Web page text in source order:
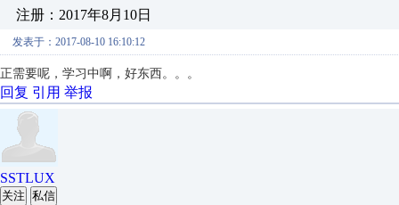
注册：2017年8月10日
发表于：2017-08-10 16:10:12
正需要呢，学习中啊，好东西。。。
回复 引用 举报
SSTLUX
关注 私信